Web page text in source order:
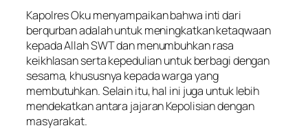
Kapolres Oku menyampaikan bahwa inti dari
berqurban adalah untuk meningkatkan ketaqwaan
kepada Allah SWT dan menumbuhkan rasa
keikhlasan serta kepedulian untuk berbagi dengan
sesama, khususnya kepada warga yang
membutuhkan. Selain itu, hal ini juga untuk lebih
mendekatkan antara jajaran Kepolisian dengan
masyarakat.